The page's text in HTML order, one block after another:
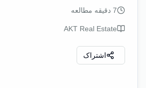
7 دقیقه مطالعه
AKT Real Estate
اشتراک